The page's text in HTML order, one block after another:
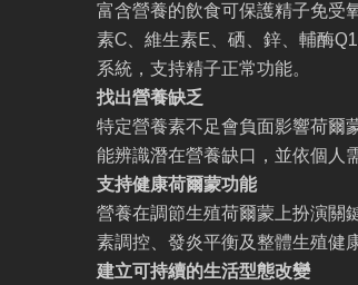
富含營養的飲食可保護精子免受
素C、維生素E、硒、鋅、輔酶
系統，支持精子正常功能。
找出營養缺乏
特定營養素不足會負面影響荷爾
能辨識潛在營養缺口，並依個人
支持健康荷爾蒙功能
營養在調節生殖荷爾蒙上扮演關
素調控、發炎平衡及整體生殖健康
建立可持續的生活型態改變